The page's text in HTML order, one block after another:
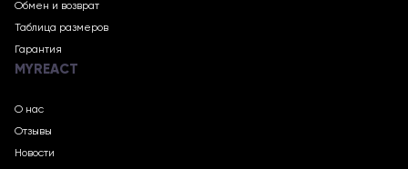
Обмен и возврат
Таблица размеров
Гарантия
MYREACT
О нас
Отзывы
Новости